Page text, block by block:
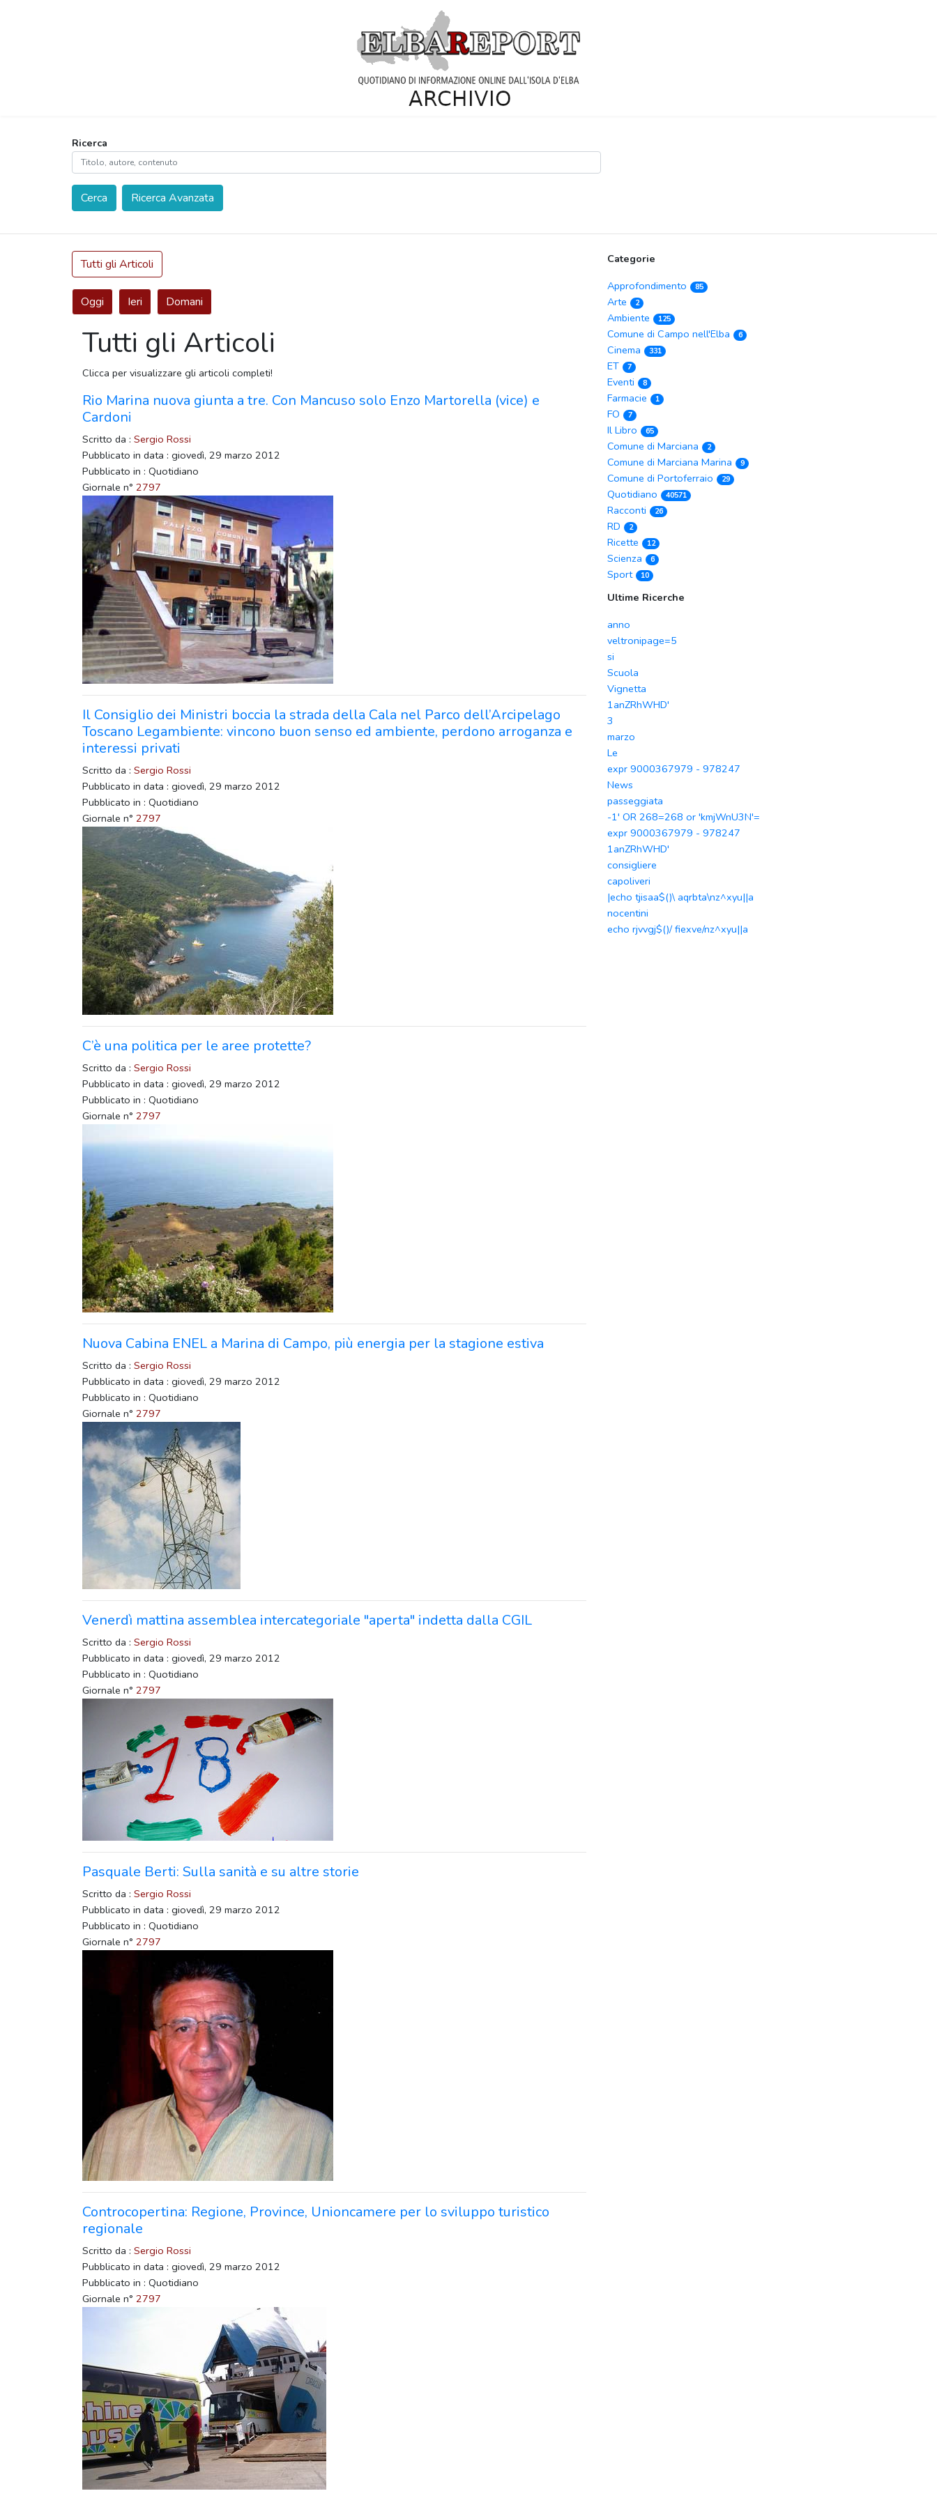
Ricerca
Cerca Ricerca Avanzata
Tutti gli Articoli
Oggi Ieri Domani
Tutti gli Articoli
Clicca per visualizzare gli articoli completi!
Rio Marina nuova giunta a tre. Con Mancuso solo Enzo Martorella (vice) e
Cardoni
Scritto da : Sergio Rossi
Pubblicato in data : giovedì, 29 marzo 2012
Pubblicato in : Quotidiano
Giornale n° 2797
Il Consiglio dei Ministri boccia la strada della Cala nel Parco dell’Arcipelago
Toscano Legambiente: vincono buon senso ed ambiente, perdono arroganza e
interessi privati
Scritto da : Sergio Rossi
Pubblicato in data : giovedì, 29 marzo 2012
Pubblicato in : Quotidiano
Giornale n° 2797
C’è una politica per le aree protette?
Scritto da : Sergio Rossi
Pubblicato in data : giovedì, 29 marzo 2012
Pubblicato in : Quotidiano
Giornale n° 2797
Nuova Cabina ENEL a Marina di Campo, più energia per la stagione estiva
Scritto da : Sergio Rossi
Pubblicato in data : giovedì, 29 marzo 2012
Pubblicato in : Quotidiano
Giornale n° 2797
Venerdì mattina assemblea intercategoriale "aperta" indetta dalla CGIL
Scritto da : Sergio Rossi
Pubblicato in data : giovedì, 29 marzo 2012
Pubblicato in : Quotidiano
Giornale n° 2797
Pasquale Berti: Sulla sanità e su altre storie
Scritto da : Sergio Rossi
Pubblicato in data : giovedì, 29 marzo 2012
Pubblicato in : Quotidiano
Giornale n° 2797
Controcopertina: Regione, Province, Unioncamere per lo sviluppo turistico
regionale
Scritto da : Sergio Rossi
Pubblicato in data : giovedì, 29 marzo 2012
Pubblicato in : Quotidiano
Giornale n° 2797
Categorie
Approfondimento
85
Arte 2
Ambiente 125
Comune di Campo nell'Elba 6
Cinema 331
ET 7
Eventi 8
Farmacie 1
FO 7
Il Libro 65
Comune di Marciana 2
Comune di Marciana Marina 9
Comune di Portoferraio 29
Quotidiano 40571
Racconti 26
RD 2
Ricette 12
Scienza 6
Sport 10
Ultime Ricerche
anno
veltronipage=5
si
Scuola
Vignetta
1anZRhWHD'
3
marzo
Le
expr 9000367979 - 978247
News
passeggiata
-1' OR 268=268 or 'kmjWnU3N'=
expr 9000367979 - 978247
1anZRhWHD'
consigliere
capoliveri
|echo tjisaa$()\ aqrbta\nz^xyu||a
nocentini
echo rjvvgj$()/ fiexve/nz^xyu||a